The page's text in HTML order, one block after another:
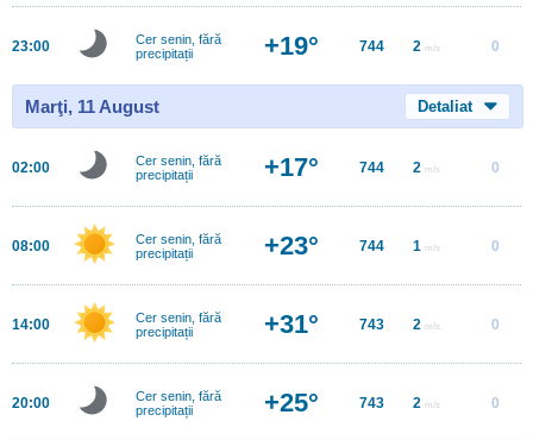
23:00
Cer senin, fără
precipitații
+19° 744 2 m/s 0
Marţi, 11 August Detaliat
02:00
Cer senin, fără
precipitații
+17° 744 2 m/s 0
08:00
Cer senin, fără
precipitații
+23° 744 1 m/s 0
14:00
Cer senin, fără
precipitații
+31° 743 2 m/s 0
20:00
Cer senin, fără
precipitații
+25° 743 2 m/s 0